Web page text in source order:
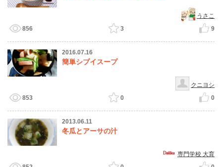
うさこ
856
3 9
2016.07.16
簡単シブイスープ
クニヨシ
853
0 0
2013.06.11
冬瓜とアーサの汁
専門学校 大育